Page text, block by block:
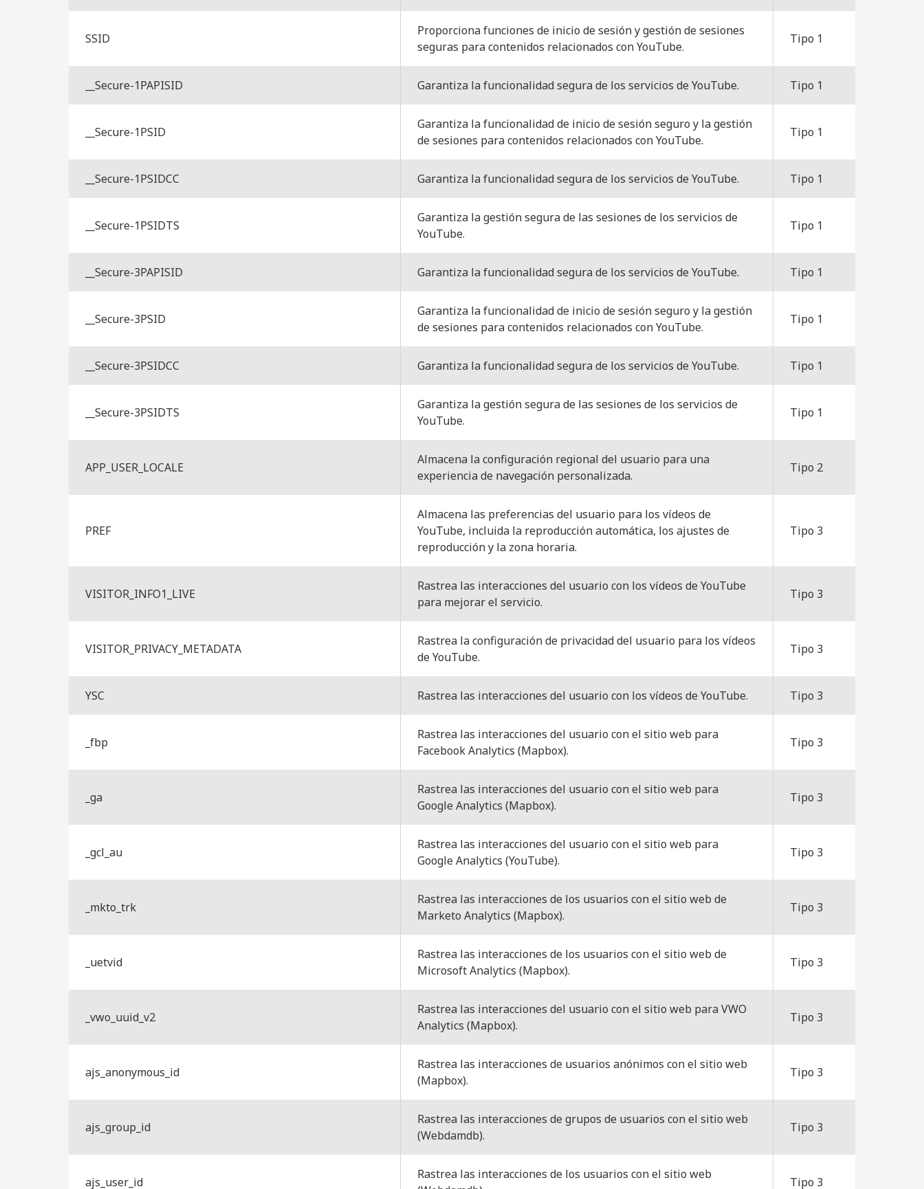
SSID
Proporciona funciones de inicio de sesión y gestión de sesiones
seguras para contenidos relacionados con YouTube.
Tipo 1
__Secure-1PAPISID Garantiza la funcionalidad segura de los servicios de YouTube. Tipo 1
__Secure-1PSID
Garantiza la funcionalidad de inicio de sesión seguro y la gestión
de sesiones para contenidos relacionados con YouTube.
Tipo 1
__Secure-1PSIDCC Garantiza la funcionalidad segura de los servicios de YouTube. Tipo 1
__Secure-1PSIDTS
Garantiza la gestión segura de las sesiones de los servicios de
YouTube.
Tipo 1
__Secure-3PAPISID Garantiza la funcionalidad segura de los servicios de YouTube. Tipo 1
__Secure-3PSID
Garantiza la funcionalidad de inicio de sesión seguro y la gestión
de sesiones para contenidos relacionados con YouTube.
Tipo 1
__Secure-3PSIDCC Garantiza la funcionalidad segura de los servicios de YouTube. Tipo 1
__Secure-3PSIDTS
Garantiza la gestión segura de las sesiones de los servicios de
YouTube.
Tipo 1
APP_USER_LOCALE
Almacena la configuración regional del usuario para una
experiencia de navegación personalizada.
Tipo 2
PREF
Almacena las preferencias del usuario para los vídeos de
YouTube, incluida la reproducción automática, los ajustes de
reproducción y la zona horaria.
Tipo 3
VISITOR_INFO1_LIVE
Rastrea las interacciones del usuario con los vídeos de YouTube
para mejorar el servicio.
Tipo 3
VISITOR_PRIVACY_METADATA
Rastrea la configuración de privacidad del usuario para los vídeos
de YouTube.
Tipo 3
YSC Rastrea las interacciones del usuario con los vídeos de YouTube. Tipo 3
_fbp
Rastrea las interacciones del usuario con el sitio web para
Facebook Analytics (Mapbox).
Tipo 3
_ga
Rastrea las interacciones del usuario con el sitio web para
Google Analytics (Mapbox).
Tipo 3
_gcl_au
Rastrea las interacciones del usuario con el sitio web para
Google Analytics (YouTube).
Tipo 3
_mkto_trk
Rastrea las interacciones de los usuarios con el sitio web de
Marketo Analytics (Mapbox).
Tipo 3
_uetvid
Rastrea las interacciones de los usuarios con el sitio web de
Microsoft Analytics (Mapbox).
Tipo 3
_vwo_uuid_v2
Rastrea las interacciones del usuario con el sitio web para VWO
Analytics (Mapbox).
Tipo 3
ajs_anonymous_id
Rastrea las interacciones de usuarios anónimos con el sitio web
(Mapbox).
Tipo 3
ajs_group_id
Rastrea las interacciones de grupos de usuarios con el sitio web
(Webdamdb).
Tipo 3
ajs_user_id
Rastrea las interacciones de los usuarios con el sitio web
Tipo 3